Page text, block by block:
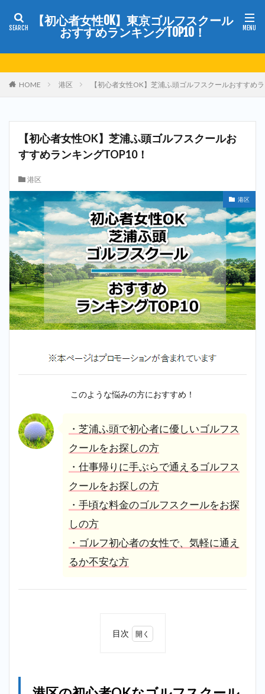
【初心者女性OK】東京ゴルフスクール
おすすめランキングTOP10！
HOME 港区 【初心者女性OK】芝浦ふ頭ゴルフスクールおすすめ
【初心者女性OK】芝浦ふ頭ゴルフスクールお
すすめランキングTOP10！
港区
港区
このような悩みの方におすすめ！
・芝浦ふ頭で初心者に優しいゴルフス
クールをお探しの方
・仕事帰りに手ぶらで通えるゴルフス
クールをお探しの方
・手頃な料金のゴルフスクールをお探
しの方
・ゴルフ初心者の女性で、気軽に通え
るか不安な方
目次
OK